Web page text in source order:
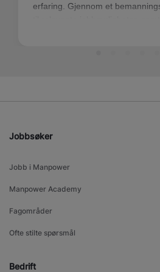
erfaring. Gjennom et
til relevante jobbmuligheter,
støtte og oppfølging på veien.
Jobbsøker
Jobb i Manpower
Manpower Academy
Fagområder
Ofte stilte spørsmål
Bedrift